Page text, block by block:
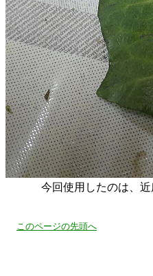
今回使用したのは、近所
このページの先頭へ